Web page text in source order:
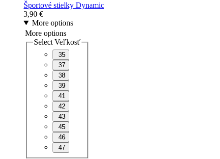
Športové stielky Dynamic
3,90 €
More options
More options
Select Veľkosť
35
37
38
39
41
42
43
45
46
47